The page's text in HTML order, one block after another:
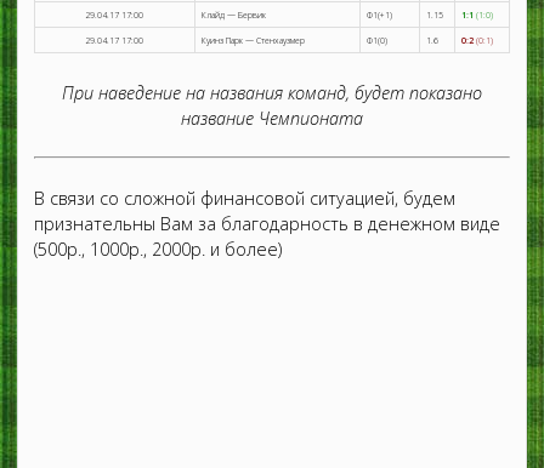
29.04.17 17:00 Клайд — Бервик Ф1(+1) 1.15 1:1 (1:0)
29.04.17 17:00 Куинз Парк — Стенхаузмер Ф1(0) 1.6 0:2(0:1)
При наведение на названия команд, будет показано
название Чемпионата
В связи со сложной финансовой ситуацией, будем
признательны Вам за благодарность в денежном виде
(500р., 1000р., 2000р. и более)